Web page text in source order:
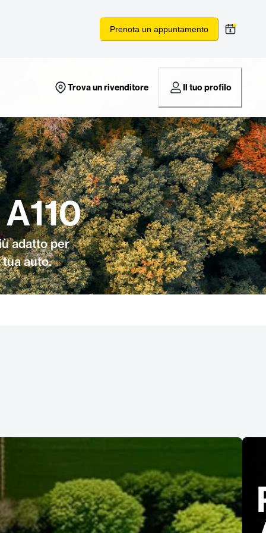
Prenota un appuntamento
Trova un rivenditore Il tuo profilo
adatto per
auto.